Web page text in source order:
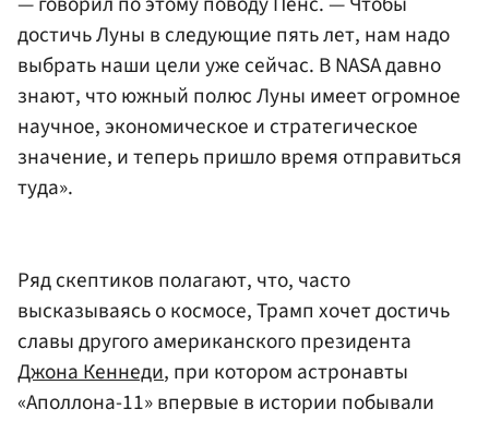
достичь Луны в следующие пять лет, нам надо
выбрать наши цели уже сейчас. В NASA давно
знают, что южный полюс Луны имеет огромное
научное, экономическое и стратегическое
значение, и теперь пришло время отправиться
туда».
Ряд скептиков полагают, что, часто
высказываясь о космосе, Трамп хочет достичь
славы другого американского президента
Джона Кеннеди, при котором астронавты
«Аполлона-11» впервые в истории побывали